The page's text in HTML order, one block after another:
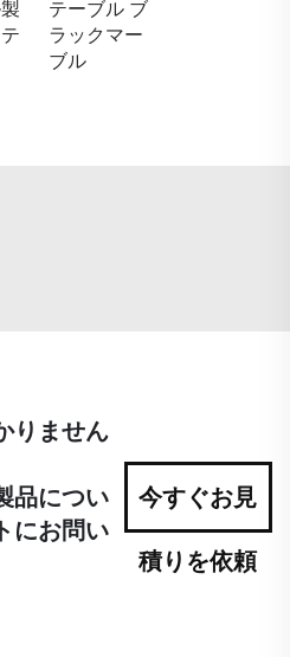
テーブル ブ
ラックマー
ブル
りません
品につい
にお問い
今すぐお見
積りを依頼